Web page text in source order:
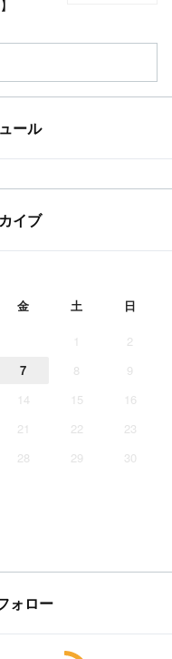
ール
イブ
金 土 日
1
2
7 8
9
14 15
16
21 22
23
28 29
30
ォロー